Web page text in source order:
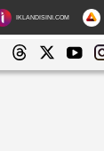
IKLANDISINI.COM